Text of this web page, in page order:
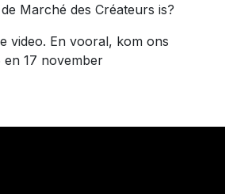
Marché des Créateurs is?
video. En vooral, kom ons
en 17 november